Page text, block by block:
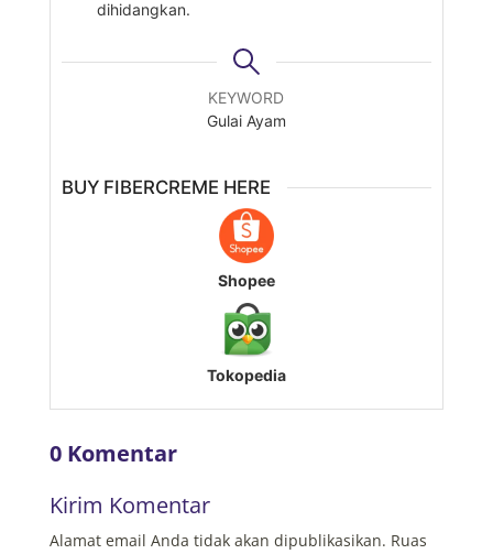
dihidangkan.
KEYWORD
Gulai Ayam
BUY FIBERCREME HERE
Shopee
Tokopedia
0 Komentar
Kirim Komentar
Alamat email Anda tidak akan dipublikasikan. Ruas